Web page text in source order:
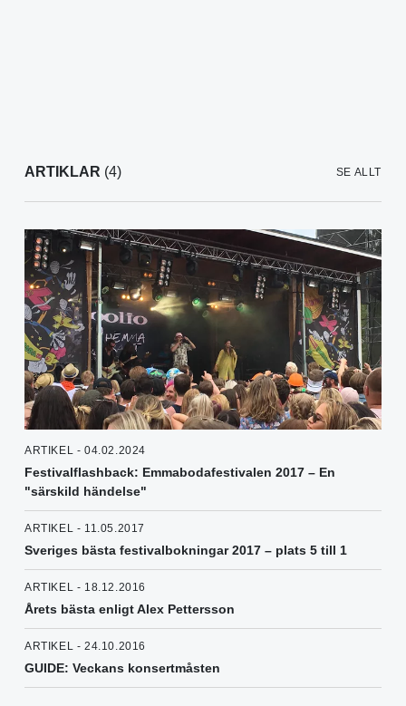
ARTIKLAR (4) SE ALLT
ARTIKEL - 04.02.2024
Festivalflashback: Emmabodafestivalen 2017 – En
"särskild händelse"
ARTIKEL - 11.05.2017
Sveriges bästa festivalbokningar 2017 – plats 5 till 1
ARTIKEL - 18.12.2016
Årets bästa enligt Alex Pettersson
ARTIKEL - 24.10.2016
GUIDE: Veckans konsertmåsten